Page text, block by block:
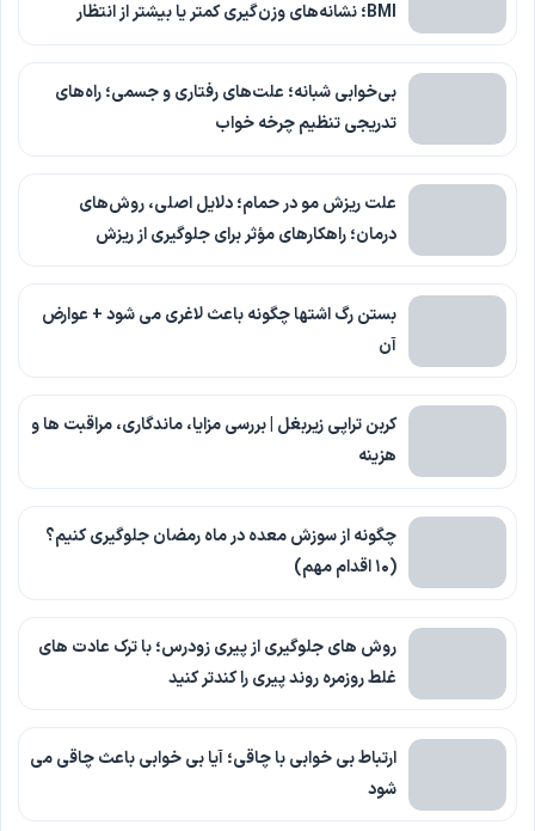
BMI؛ نشانه‌های وزن‌گیری کمتر یا بیشتر از انتظار
بی‌خوابی شبانه؛ علت‌های رفتاری و جسمی؛ راه‌های
تدریجی تنظیم چرخه خواب
علت ریزش مو در حمام؛ دلایل اصلی، روش‌های
درمان؛ راهکارهای مؤثر برای جلوگیری از ریزش
بستن رگ اشتها چگونه باعث لاغری می شود + عوارض
آن
کربن تراپی زیربغل | بررسی مزایا، ماندگاری، مراقبت ها و
هزینه
چگونه از سوزش معده در ماه رمضان جلوگیری کنیم؟
(۱۰ اقدام مهم)
روش های جلوگیری از پیری زودرس؛ با ترک عادت های
غلط روزمره روند پیری را کندتر کنید
ارتباط بی خوابی با چاقی؛ آیا بی خوابی باعث چاقی می
شود